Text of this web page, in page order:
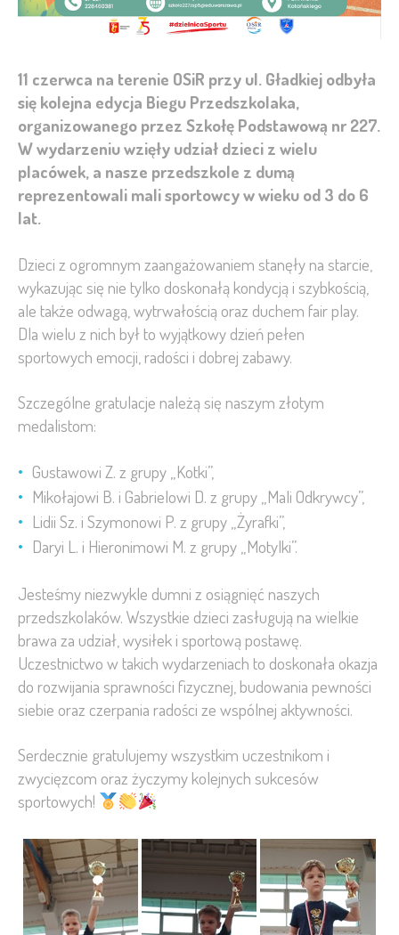
11 czerwca na terenie OSiR przy ul. Gładkiej odbyła
się kolejna edycja Biegu Przedszkolaka,
organizowanego przez Szkołę Podstawową nr 227.
W wydarzeniu wzięły udział dzieci z wielu
placówek, a nasze przedszkole z dumą
reprezentowali mali sportowcy w wieku od 3 do 6
lat.
Dzieci z ogromnym zaangażowaniem stanęły na starcie,
wykazując się nie tylko doskonałą kondycją i szybkością,
ale także odwagą, wytrwałością oraz duchem fair play.
Dla wielu z nich był to wyjątkowy dzień pełen
sportowych emocji, radości i dobrej zabawy.
Szczególne gratulacje należą się naszym złotym
medalistom:
Gustawowi Z. z grupy „Kotki”,
Mikołajowi B. i Gabrielowi D. z grupy „Mali Odkrywcy”,
Lidii Sz. i Szymonowi P. z grupy „Żyrafki”,
Daryi L. i Hieronimowi M. z grupy „Motylki”.
Jesteśmy niezwykle dumni z osiągnięć naszych
przedszkolaków. Wszystkie dzieci zasługują na wielkie
brawa za udział, wysiłek i sportową postawę.
Uczestnictwo w takich wydarzeniach to doskonała okazja
do rozwijania sprawności fizycznej, budowania pewności
siebie oraz czerpania radości ze wspólnej aktywności.
Serdecznie gratulujemy wszystkim uczestnikom i
zwycięzcom oraz życzymy kolejnych sukcesów
sportowych!